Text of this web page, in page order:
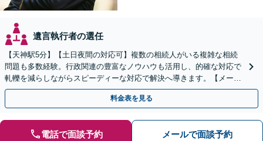
遺言執行者の選任
【天神駅5分】【土日夜間の対応可】複数の相続人がいる複雑な相続
問題も多数経験。行政関連の豊富なノウハウも活用し、的確な対応で
軋轢を減らしながらスピーディーな対応で解決へ導きます。【メール
／オンライン相談可】
料金表を見る
電話で面談予約 メールで面談予約